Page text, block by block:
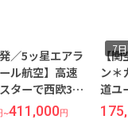
【関空夜発／5ッ星エア
ン＊カタール航空】高速
道ユーロスターで西欧3
周遊＜パリ×ブリュッセ
×アムステルダム＞7日
7日間
175,000円~293,000円